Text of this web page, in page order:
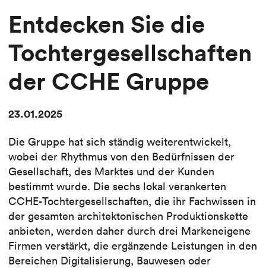
Entdecken Sie die
Tochtergesellschaften
der CCHE Gruppe
23.01.2025
Die Gruppe hat sich ständig weiterentwickelt,
wobei der Rhythmus von den Bedürfnissen der
Gesellschaft, des Marktes und der Kunden
bestimmt wurde. Die sechs lokal verankerten
CCHE-Tochtergesellschaften, die ihr Fachwissen in
der gesamten architektonischen Produktionskette
anbieten, werden daher durch drei Markeneigene
Firmen verstärkt, die ergänzende Leistungen in den
Bereichen Digitalisierung, Bauwesen oder